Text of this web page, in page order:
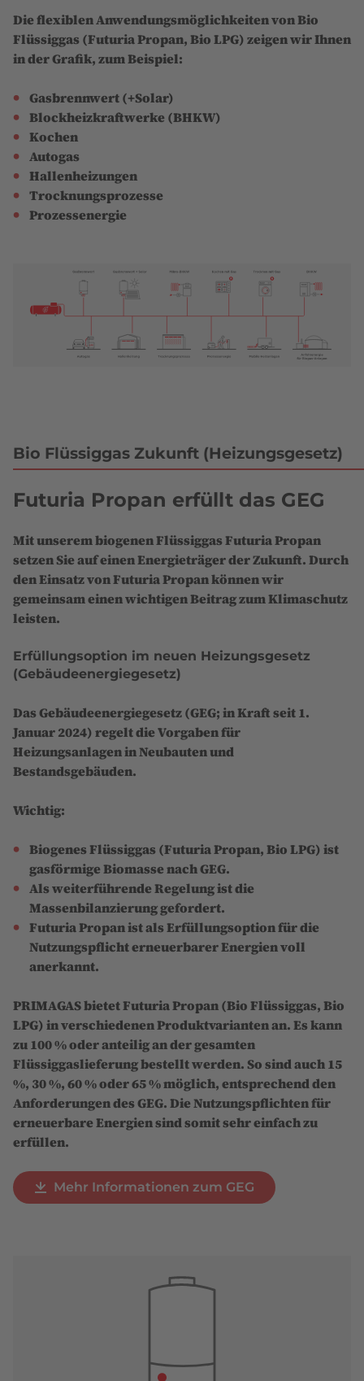
Die flexiblen Anwendungsmöglichkeiten von Bio
Flüssiggas (Futuria Propan, Bio LPG) zeigen wir Ihnen
in der Grafik, zum Beispiel:
Gasbrennwert (+Solar)
Blockheizkraftwerke (BHKW)
Kochen
Autogas
Hallenheizungen
Trocknungsprozesse
Prozessenergie
Bio Flüssiggas Zukunft (Heizungsgesetz)
Futuria Propan erfüllt das GEG
Mit unserem biogenen Flüssiggas Futuria Propan
setzen Sie auf einen Energieträger der Zukunft. Durch
den Einsatz von Futuria Propan können wir
gemeinsam einen wichtigen Beitrag zum Klimaschutz
leisten.
Erfüllungsoption im neuen Heizungsgesetz
(Gebäudeenergiegesetz)
Das Gebäudeenergiegesetz (GEG; in Kraft seit 1.
Januar 2024) regelt die Vorgaben für
Heizungsanlagen in Neubauten und
Bestandsgebäuden.
Wichtig:
Biogenes Flüssiggas (Futuria Propan, Bio LPG) ist
gasförmige Biomasse nach GEG.
Als weiterführende Regelung ist die
Massenbilanzierung gefordert.
Futuria Propan ist als Erfüllungsoption für die
Nutzungspflicht erneuerbarer Energien voll
anerkannt.
PRIMAGAS bietet Futuria Propan (Bio Flüssiggas, Bio
LPG) in verschiedenen Produktvarianten an. Es kann
zu 100 % oder anteilig an der gesamten
Flüssiggaslieferung bestellt werden. So sind auch 15
%, 30 %, 60 % oder 65 % möglich, entsprechend den
Anforderungen des GEG. Die Nutzungspflichten für
erneuerbare Energien sind somit sehr einfach zu
erfüllen.
Mehr Informationen zum GEG